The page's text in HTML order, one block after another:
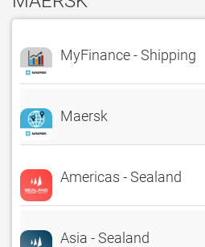
MyFinance - Shipping
Maersk
Americas - Sealand
Asia - Sealand